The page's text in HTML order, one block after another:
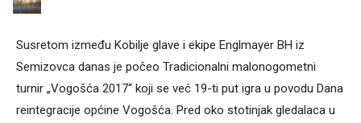
Susretom između Kobilje glave i ekipe Englmayer BH iz
Semizovca danas je počeo Tradicionalni malonogometni
turnir „Vogošća 2017“ koji se već 19-ti put igra u povodu Dana
reintegracije općine Vogošća. Pred oko stotinjak gledalaca u